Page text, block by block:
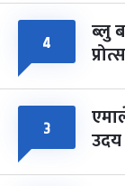
४ ब्लु
३ उदय